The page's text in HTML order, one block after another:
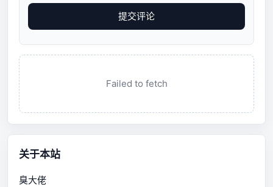
提交评论
Failed to fetch
关于本站
臭大佬